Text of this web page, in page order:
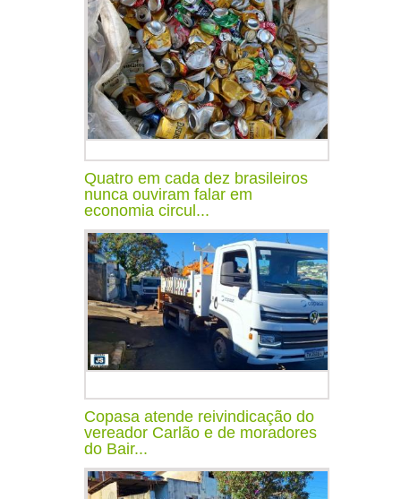
Quatro em cada dez brasileiros
nunca ouviram falar em
economia circul...
Copasa atende reivindicação do
vereador Carlão e de moradores
do Bair...